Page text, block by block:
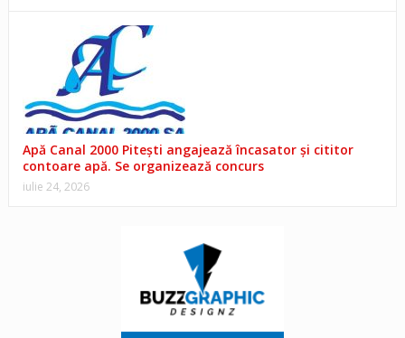
Apă Canal 2000 Pitești angajează încasator și cititor
contoare apă. Se organizează concurs
iulie 24, 2026